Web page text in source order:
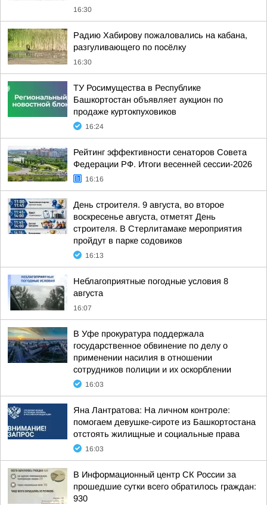
16:30
Радию Хабирову пожаловались на кабана,
разгуливающего по посёлку
16:30
ТУ Росимущества в Республике
Башкортостан объявляет аукцион по
продаже куртокпуховиков
16:24
Рейтинг эффективности сенаторов Совета
Федерации РФ. Итоги весенней сессии-2026
16:16
День строителя. 9 августа, во второе
воскресенье августа, отметят День
строителя. В Стерлитамаке мероприятия
пройдут в парке содовиков
16:13
Неблагоприятные погодные условия 8
августа
16:07
В Уфе прокуратура поддержала
государственное обвинение по делу о
применении насилия в отношении
сотрудников полиции и их оскорблении
16:03
Яна Лантратова: На личном контроле:
помогаем девушке-сироте из Башкортостана
отстоять жилищные и социальные права
16:03
В Информационный центр СК России за
прошедшие сутки всего обратилось граждан:
930